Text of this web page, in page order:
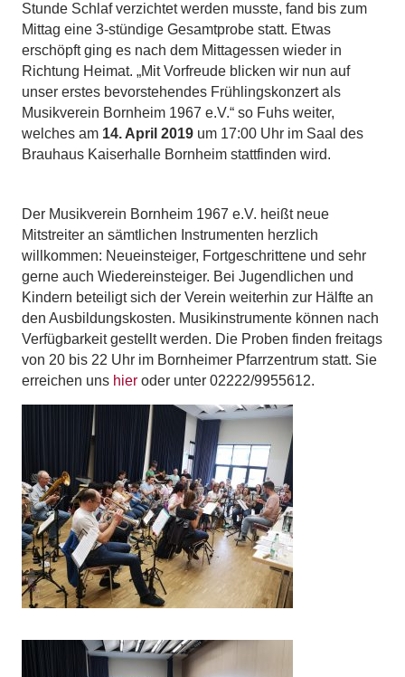
Stunde Schlaf verzichtet werden musste, fand bis zum
Mittag eine 3-stündige Gesamtprobe statt. Etwas
erschöpft ging es nach dem Mittagessen wieder in
Richtung Heimat. „Mit Vorfreude blicken wir nun auf
unser erstes bevorstehendes Frühlingskonzert als
Musikverein Bornheim 1967 e.V.“ so Fuhs weiter,
welches am 14. April 2019 um 17:00 Uhr im Saal des
Brauhaus Kaiserhalle Bornheim stattfinden wird.
Der Musikverein Bornheim 1967 e.V. heißt neue
Mitstreiter an sämtlichen Instrumenten herzlich
willkommen: Neueinsteiger, Fortgeschrittene und sehr
gerne auch Wiedereinsteiger. Bei Jugendlichen und
Kindern beteiligt sich der Verein weiterhin zur Hälfte an
den Ausbildungskosten. Musikinstrumente können nach
Verfügbarkeit gestellt werden. Die Proben finden freitags
von 20 bis 22 Uhr im Bornheimer Pfarrzentrum statt. Sie
erreichen uns hier oder unter 02222/9955612.